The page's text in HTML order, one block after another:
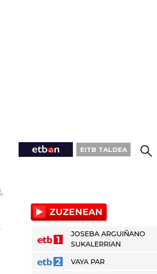
EITB TALDEA
JOSEBA ARGUIÑANO
SUKALERRIAN
VAYA PAR